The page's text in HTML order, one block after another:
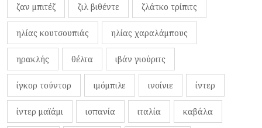
ζαν μπιτέζ ζιλ βιθέντε ζλάτκο τρίπιτς
ηλίας κουτσουπιάς ηλίας χαραλάμπους
ηρακλής θέλτα ιβάν γιούριτς
ίγκορ τούντορ ιμόμπιλε ινσίνιε ίντερ
ίντερ μαϊάμι ισπανία ιταλία καβάλα